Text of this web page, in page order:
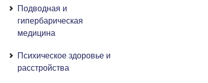
Подводная и
гипербарическая
медицина
Психическое здоровье и
расстройства